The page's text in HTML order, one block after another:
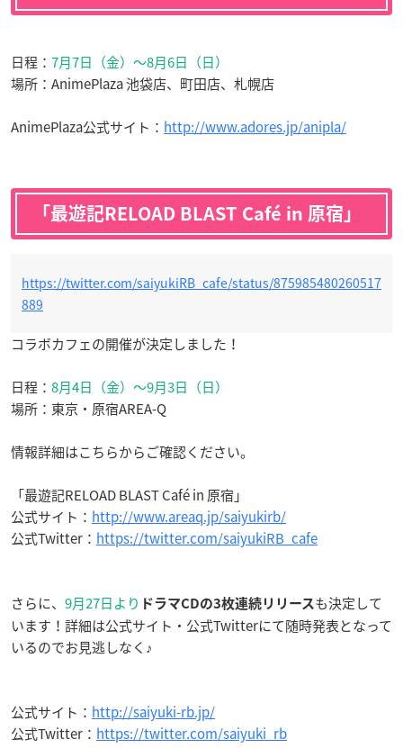
日程： 7月7日（金）〜8月6日（日）
場所：AnimePlaza 池袋店、町田店、札幌店
AnimePlaza公式サイト： http://www.adores.jp/anipla/
「最遊記RELOAD BLAST Café in 原宿」
https://twitter.com/saiyukiRB_cafe/status/875985480260517
889
コラボカフェの開催が決定しました！
日程： 8月4日（金）〜9月3日（日）
場所： 東京・原宿AREA-Q
情報詳細はこちらからご確認ください。
「最遊記RELOAD BLAST Café in 原宿」
公式サイト： http://www.areaq.jp/saiyukirb/
公式Twitter： https://twitter.com/saiyukiRB_cafe
さらに、 9月27日より ドラマCDの3枚連続リリース も決定して
います！詳細は公式サイト・公式Twitterにて随時発表となって
いるのでお見逃しなく♪
公式サイト： http://saiyuki-rb.jp/
公式Twitter： https://twitter.com/saiyuki_rb